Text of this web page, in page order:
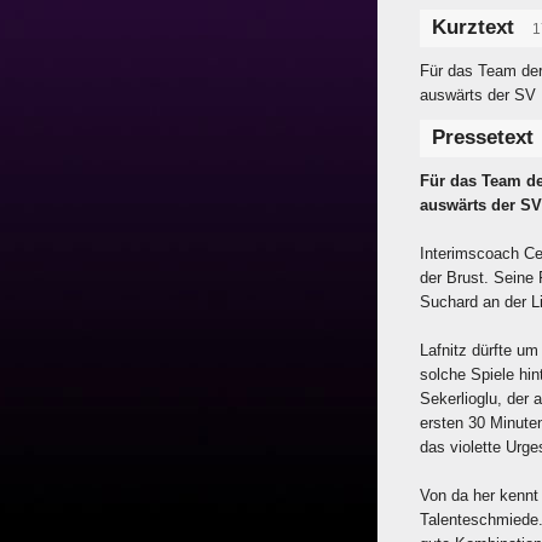
Kurztext
Für das Team
auswärts der SV
Pressetext
Für das Team
auswärts der
Interimscoach
der Brust. Seine
Suchard an der
Lafnitz dürfte
solche Spiele
Sekerlioglu, der
ersten 30
das violette
Von da her